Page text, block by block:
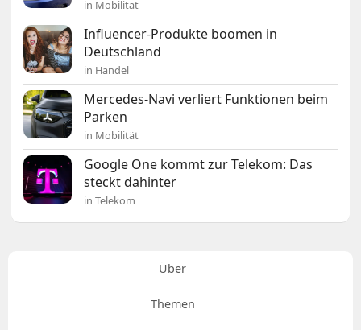
in Mobilität
Influencer-Produkte boomen in
Deutschland
in Handel
Mercedes-Navi verliert Funktionen beim
Parken
in Mobilität
Google One kommt zur Telekom: Das
steckt dahinter
in Telekom
Über
Themen